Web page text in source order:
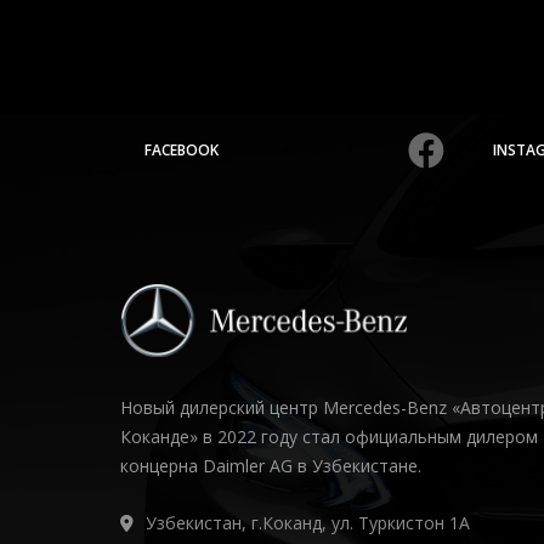
FACEBOOK
Новый дилерский центр Mercedes-Benz
Коканде» в 2022 году стал официальным дилером
концерна Daimler AG в Узбекистане.
Узбекистан, г.Коканд, ул. Туркистон 1А